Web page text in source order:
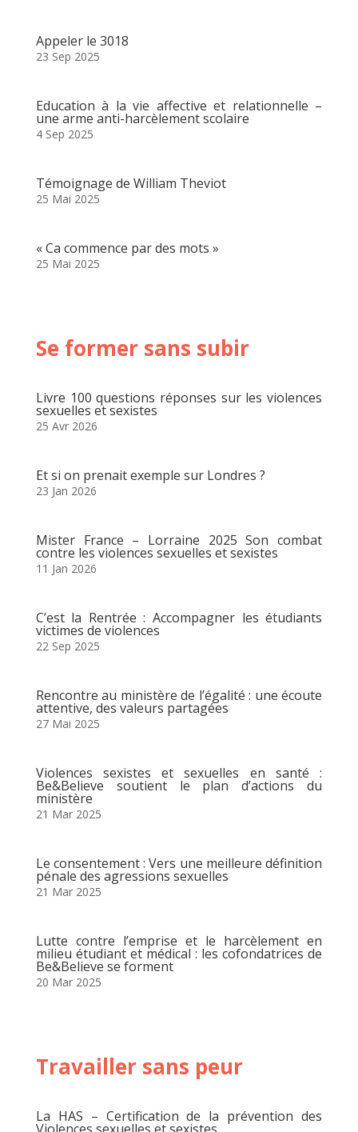
Appeler le 3018
23 Sep 2025
Education à la vie affective et relationnelle –
une arme anti-harcèlement scolaire
4 Sep 2025
Témoignage de William Theviot
25 Mai 2025
« Ca commence par des mots »
25 Mai 2025
Se former sans subir
Livre 100 questions réponses sur les violences
sexuelles et sexistes
25 Avr 2026
Et si on prenait exemple sur Londres ?
23 Jan 2026
Mister France – Lorraine 2025 Son combat
contre les violences sexuelles et sexistes
11 Jan 2026
C’est la Rentrée : Accompagner les étudiants
victimes de violences
22 Sep 2025
Rencontre au ministère de l’égalité : une écoute
attentive, des valeurs partagées
27 Mai 2025
Violences sexistes et sexuelles en santé :
Be&Believe soutient le plan d’actions du
ministère
21 Mar 2025
Le consentement : Vers une meilleure définition
pénale des agressions sexuelles
21 Mar 2025
Lutte contre l’emprise et le harcèlement en
milieu étudiant et médical : les cofondatrices de
Be&Believe se forment
20 Mar 2025
Travailler sans peur
La HAS – Certification de la prévention des